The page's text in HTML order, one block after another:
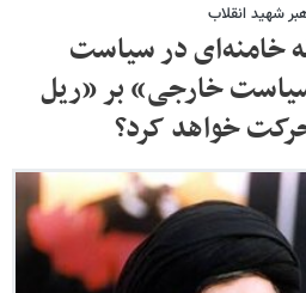
شهید انقلاب
خامنه‌ای در سیاست
خارجی» بر «ریل
خواهد کرد؟